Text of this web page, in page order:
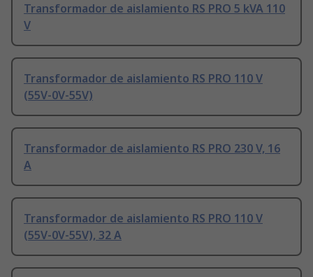
Transformador de aislamiento RS PRO 5 kVA 110
V
Transformador de aislamiento RS PRO 110 V
(55V-0V-55V)
Transformador de aislamiento RS PRO 230 V, 16
A
Transformador de aislamiento RS PRO 110 V
(55V-0V-55V), 32 A